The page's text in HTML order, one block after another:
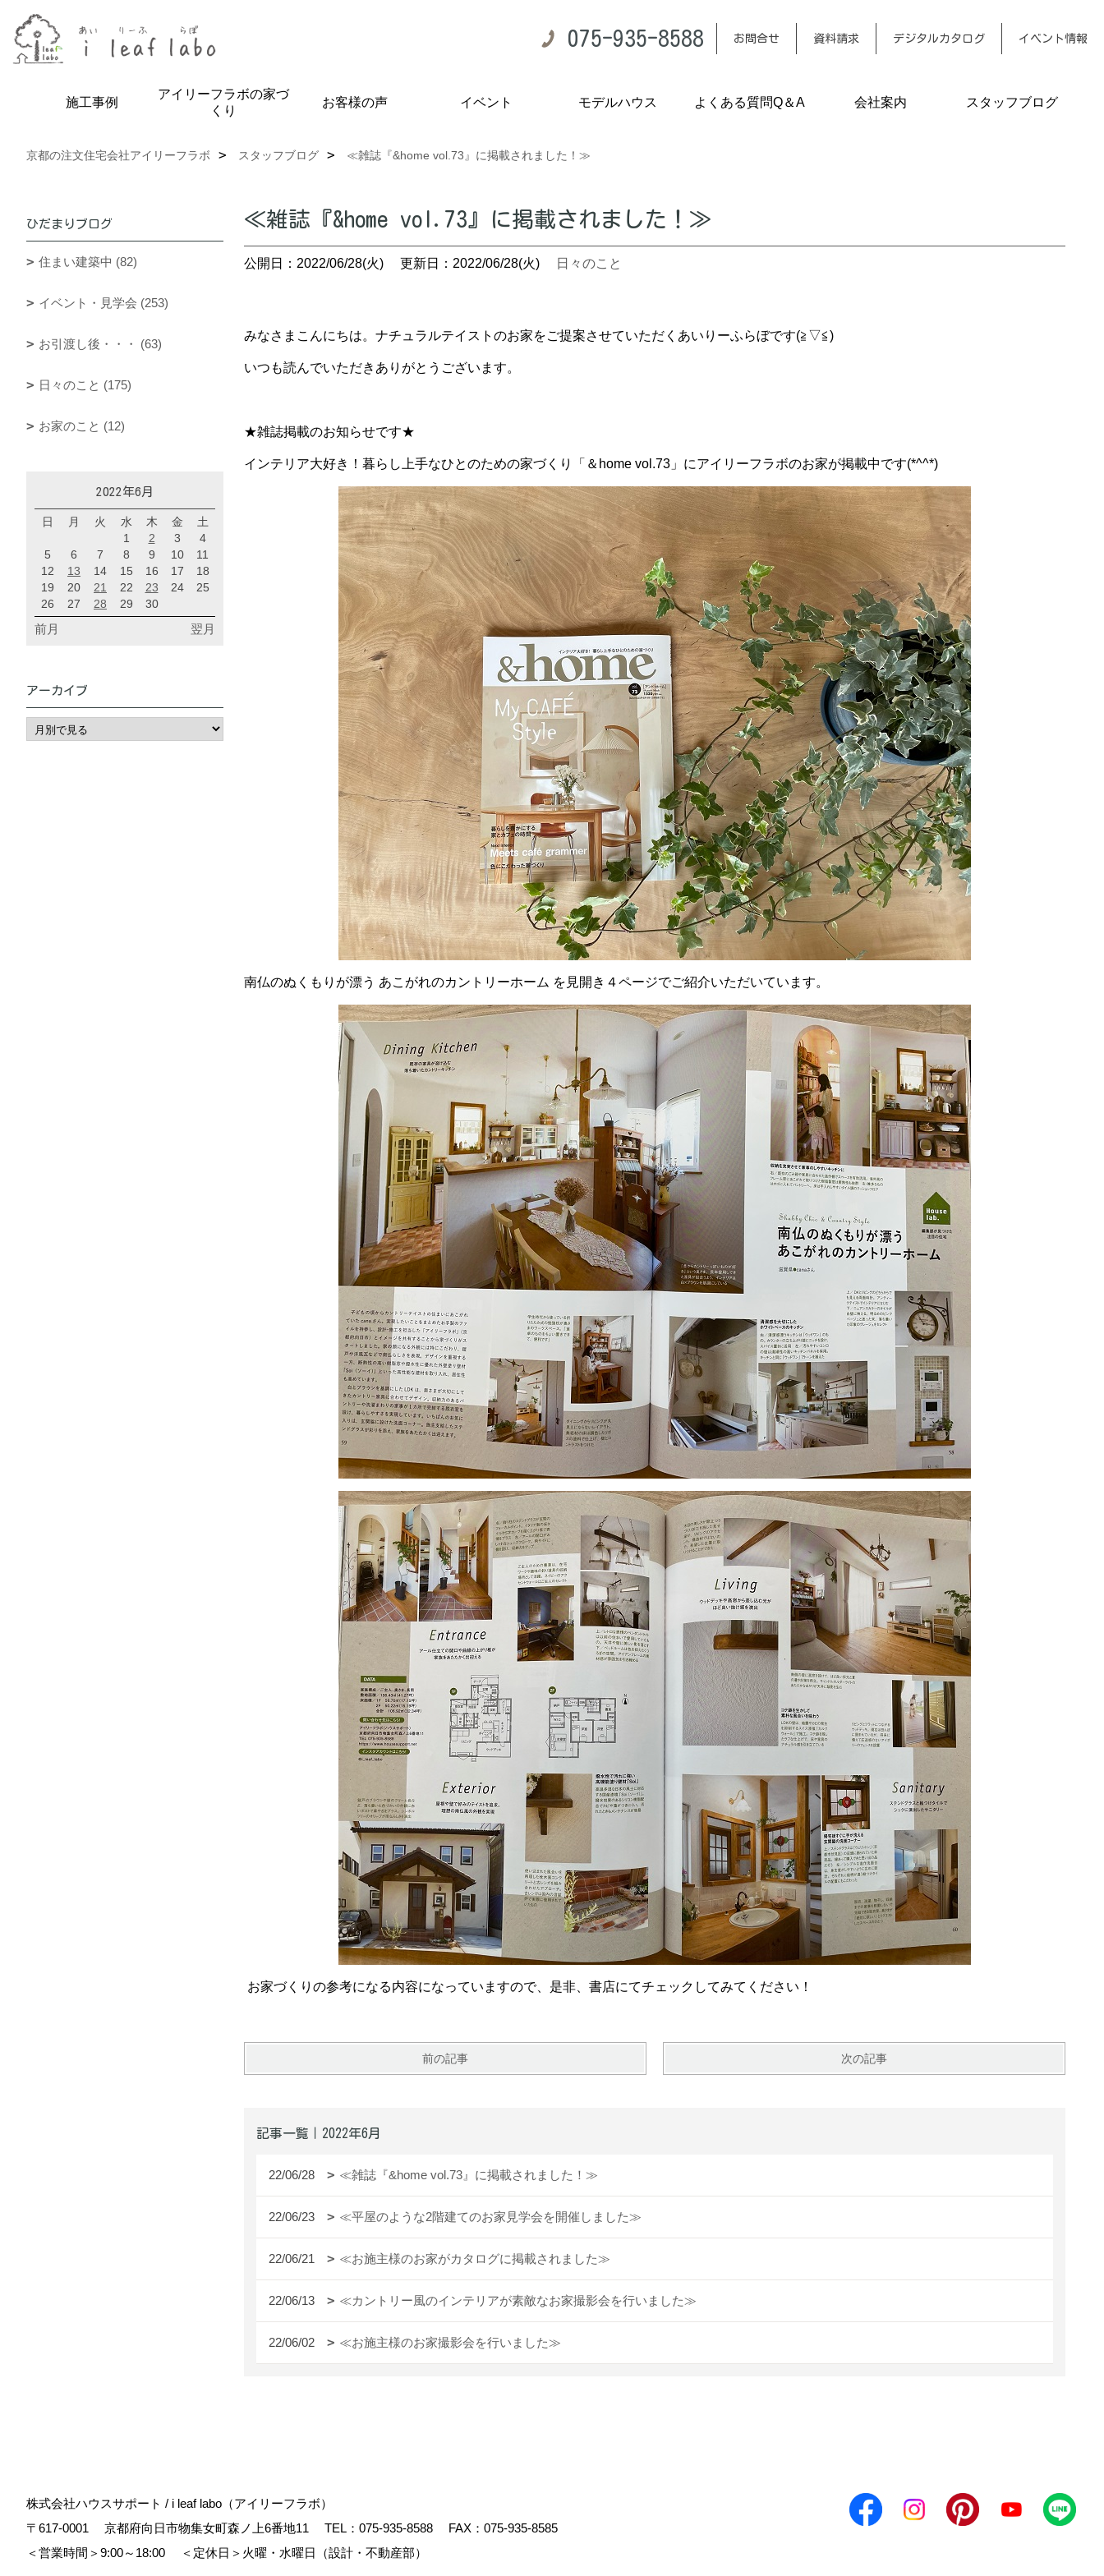
075-935-8588 お問合せ 資料請求 デジタルカタログ イベント情報
施工事例
アイリーフラボの家づ
くり
お客様の声 イベント モデルハウス よくある質問Q＆A 会社案内 スタッフブログ
京都の注文住宅会社アイリーフラボ スタッフブログ ≪雑誌『&home vol.73』に掲載されました！≫
≪雑誌『&home vol.73』に掲載されました！≫
公開日：2022/06/28(火) 更新日：2022/06/28(火) 日々のこと
みなさまこんにちは。ナチュラルテイストのお家をご提案させていただくあいりーふらぼです(≧▽≦)
いつも読んでいただきありがとうございます。
★雑誌掲載のお知らせです★
インテリア大好き！暮らし上手なひとのための家づくり「＆home vol.73」にアイリーフラボのお家が掲載中です(*^^*)
南仏のぬくもりが漂う あこがれのカントリーホーム を見開き４ページでご紹介いただいています。
お家づくりの参考になる内容になっていますので、是非、書店にてチェックしてみてください！
前の記事 次の記事
記事一覧｜2022年6月
22/06/28 ≪雑誌『&home vol.73』に掲載されました！≫
22/06/23 ≪平屋のような2階建てのお家見学会を開催しました≫
22/06/21 ≪お施主様のお家がカタログに掲載されました≫
22/06/13 ≪カントリー風のインテリアが素敵なお家撮影会を行いました≫
22/06/02 ≪お施主様のお家撮影会を行いました≫
ひだまりブログ
住まい建築中 (82)
イベント・見学会 (253)
お引渡し後・・・ (63)
日々のこと (175)
お家のこと (12)
2022年6月
日 月 火 水 木 金
土
1
2 3
4
5
6 7 8 9 10
11
12
13 14 15 16 17
18
19
20 21 22 23 24
25
26
27 28 29 30
前月 翌月
アーカイブ
株式会社ハウスサポート / i leaf labo（アイリーフラボ）
〒617-0001
京都府向日市物集女町森ノ上6番地11 TEL： 075-935-8588
FAX：075-935-8585
＜営業時間＞9:00～18:00
＜定休日＞火曜・水曜日（設計・不動産部）